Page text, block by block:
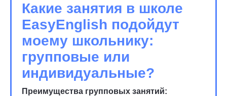
Какие занятия в школе
EasyEnglish подойдут
моему школьнику:
групповые или
индивидуальные?
Преимущества групповых занятий: